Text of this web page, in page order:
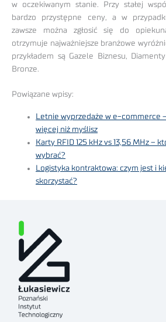
w oczekiwanym stanie. Przy stałej
bardzo przystępne ceny, a w
zawsze można zgłosić się do
otrzymuje najważniejsze branżowe
przykładem są Gazele Biznesu,
Bronze.
Powiązane wpisy:
Letnie wyprzedaże w e-commerce
więcej niż myślisz
Karty RFID 125 kHz vs 13,56 MHz –
wybrać?
Logistyka kontraktowa: czym jest i
skorzystać?